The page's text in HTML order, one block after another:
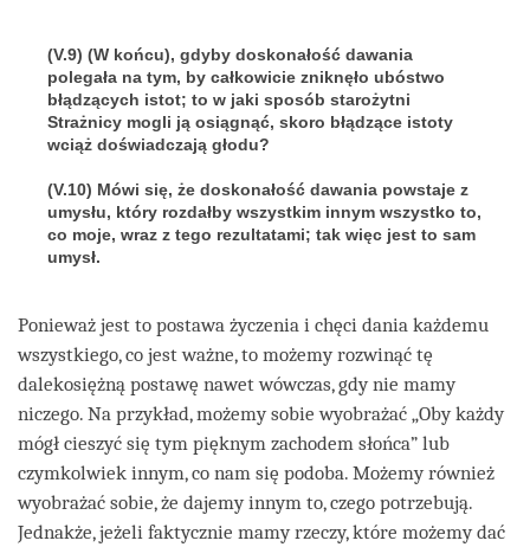
(V.9) (W końcu), gdyby doskonałość dawania
polegała na tym, by całkowicie zniknęło ubóstwo
błądzących istot; to w jaki sposób starożytni
Strażnicy mogli ją osiągnąć, skoro błądzące istoty
wciąż doświadczają głodu?
(V.10) Mówi się, że doskonałość dawania powstaje z
umysłu, który rozdałby wszystkim innym wszystko to,
co moje, wraz z tego rezultatami; tak więc jest to sam
umysł.
Ponieważ jest to postawa życzenia i chęci dania każdemu
wszystkiego, co jest ważne, to możemy rozwinąć tę
dalekosiężną postawę nawet wówczas, gdy nie mamy
niczego. Na przykład, możemy sobie wyobrażać „Oby każdy
mógł cieszyć się tym pięknym zachodem słońca” lub
czymkolwiek innym, co nam się podoba. Możemy również
wyobrażać sobie, że dajemy innym to, czego potrzebują.
Jednakże, jeżeli faktycznie mamy rzeczy, które możemy dać